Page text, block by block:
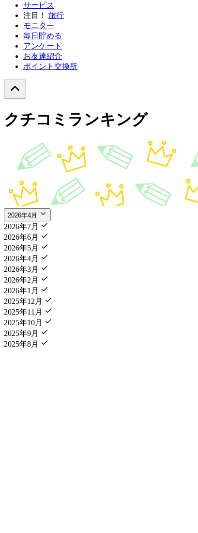
サービス
注目！
旅行
モニター
毎日貯める
アンケート
お友達紹介
ポイント交換所
クチコミランキング
2026年4月
2026年7月
2026年6月
2026年5月
2026年4月
2026年3月
2026年2月
2026年1月
2025年12月
2025年11月
2025年10月
2025年9月
2025年8月